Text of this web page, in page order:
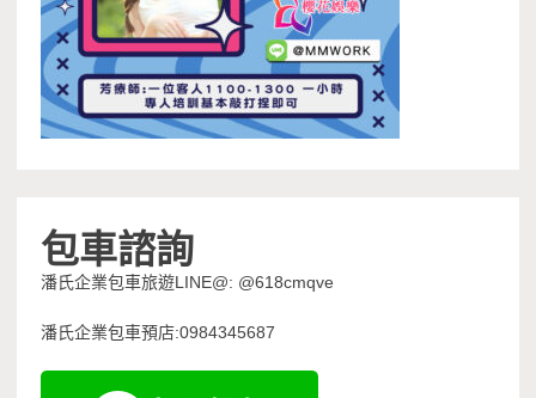
包車諮詢
潘氏企業包車旅遊LINE@: @618cmqve
潘氏企業包車預店:0984345687